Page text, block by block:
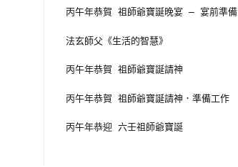
丙午年恭賀 祖師爺寶誕晚宴 – 宴前準備
法玄師父《生活的智慧》
丙午年恭賀 祖師爺寶誕請神
丙午年恭賀 祖師爺寶誕請神．準備工作
丙午年恭迎 六壬祖師爺寶誕